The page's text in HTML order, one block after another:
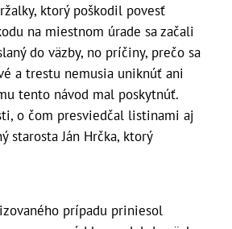
ktorý poškodil povesť
na miestnom úrade sa začali
do väzby, no príčiny, prečo sa
a trestu nemusia uniknúť ani
tento návod mal poskytnúť.
o čom presviedčal listinami aj
starosta Ján Hrčka, ktorý
prípadu priniesol